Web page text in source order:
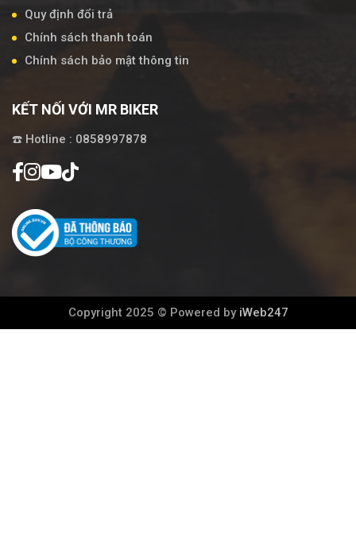
Quy định đổi trả
Chính sách thanh toán
Chính sách bảo mật thông tin
KẾT NỐI VỚI MR BIKER
☎️ Hotline : 0858997878
Copyright 2025 © Powered by iWeb247